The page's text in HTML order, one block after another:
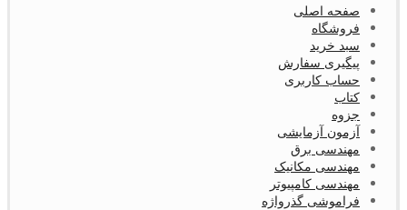
صفحه اصلی
فروشگاه
سبد خرید
پیگیری سفارش
حساب کاربری
کتاب
جزوه
آزمون آزمایشی
مهندسی برق
مهندسی مکانیک
مهندسی کامپیوتر
فراموشی گذرواژه